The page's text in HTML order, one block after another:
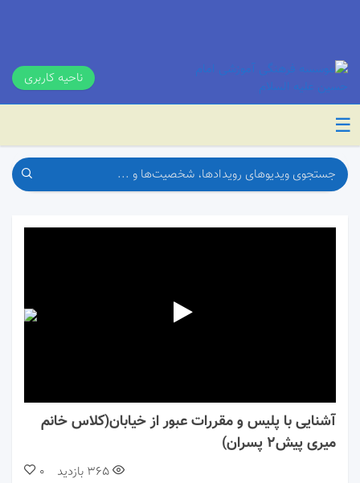
ناحیه کاربری
☰
آشنایی با پلیس و مقررات عبور از خیابان(کلاس خانم
میری پیش۲ پسران)
0 365 بازدید